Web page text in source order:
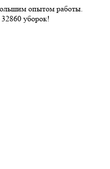
опытом работы.
32860 уборок!